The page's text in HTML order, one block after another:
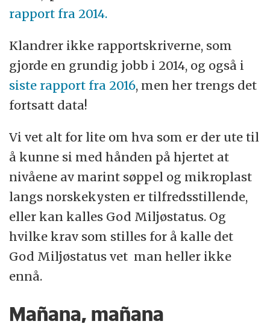
rapport fra 2014.
Klandrer ikke rapportskriverne, som
gjorde en grundig jobb i 2014, og også i
siste rapport fra 2016, men her trengs det
fortsatt data!
Vi vet alt for lite om hva som er der ute til
å kunne si med hånden på hjertet at
nivåene av marint søppel og mikroplast
langs norskekysten er tilfredsstillende,
eller kan kalles God Miljøstatus. Og
hvilke krav som stilles for å kalle det
God Miljøstatus vet man heller ikke
ennå.
Mañana, mañana